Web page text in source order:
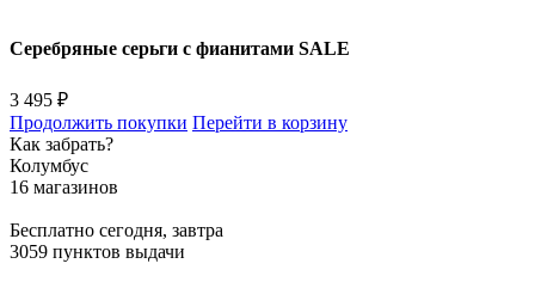
Серебряные серьги с фианитами SALE
3 495 ₽
Продолжить покупки Перейти в корзину
Как забрать?
Колумбус
16 магазинов
Бесплатно сегодня, завтра
3059 пунктов выдачи